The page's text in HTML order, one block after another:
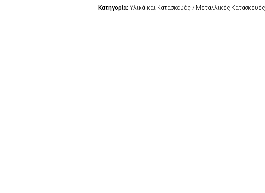
Κατηγορία: Υλικά και Κατασκευές / Μεταλλικές Κατασκευές